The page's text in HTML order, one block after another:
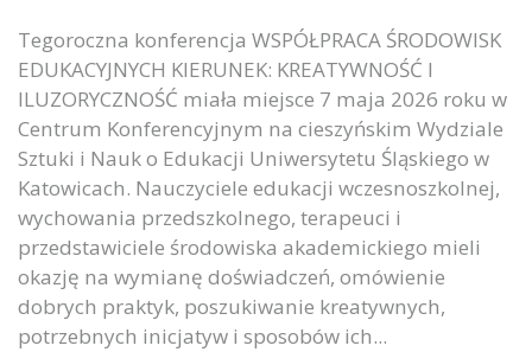
Tegoroczna konferencja WSPÓŁPRACA ŚRODOWISK
EDUKACYJNYCH KIERUNEK: KREATYWNOŚĆ I
ILUZORYCZNOŚĆ miała miejsce 7 maja 2026 roku w
Centrum Konferencyjnym na cieszyńskim Wydziale
Sztuki i Nauk o Edukacji Uniwersytetu Śląskiego w
Katowicach. Nauczyciele edukacji wczesnoszkolnej,
wychowania przedszkolnego, terapeuci i
przedstawiciele środowiska akademickiego mieli
okazję na wymianę doświadczeń, omówienie
dobrych praktyk, poszukiwanie kreatywnych,
potrzebnych inicjatyw i sposobów ich...